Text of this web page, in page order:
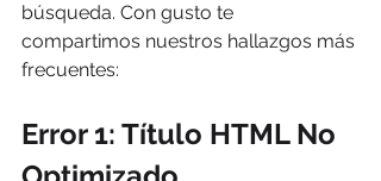
búsqueda. Con gusto te
compartimos nuestros hallazgos más
frecuentes:
Error 1: Título HTML No